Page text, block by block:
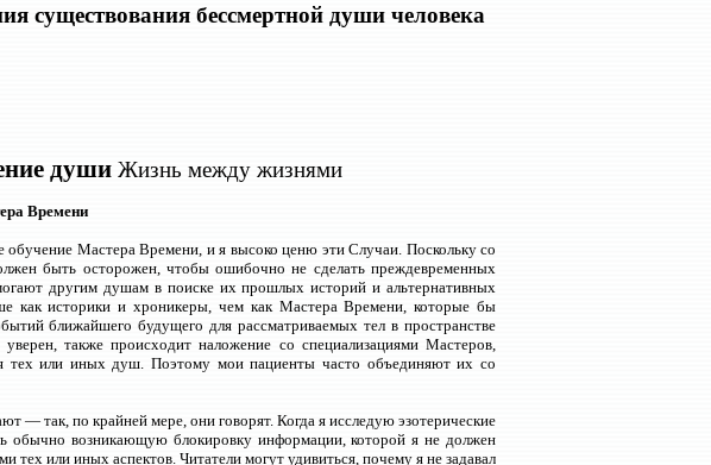
Времени
Мастера Времени, и я высоко ценю эти Случаи. Поскольку со
быть осторожен, чтобы ошибочно не сделать преждевременных
другим душам в поиске их прошлых историй и альтернативных
как историки и хроникеры, чем как Мастера Времени, которые бы
ближайшего будущего для рассматриваемых тел в пространстве
также происходит наложение со специализациями Мастеров,
или иных душ. Поэтому мои пациенты часто объединяют их со
— так, по крайней мере, они говорят. Когда я исследую эзотерические
обычно возникающую блокировку информации, которой я не должен
или иных аспектов. Читатели могут удивиться, почему я не задавал
существования бессмертной души человека
души Жизнь между жизнями